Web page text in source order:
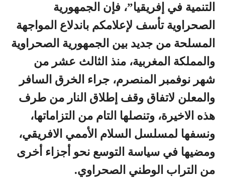
التنمية في إفريقيا”، فإن الجمهورية
الصحراوية تأسف لإعلامكم باندلاع المواجهة
المسلحة من جديد بين الجمهورية الصحراوية
والمملكة المغربية، منذ الثالث عشر من
شهر نوفمبر المنصرم، جراء الخرق السافر
والمعلن لاتفاق وقف إطلاق النار من طرف
هذه الاخيرة، وتنصلها التام من التزاماتها،
ونسفها لمسلسل السلام الأممي الافريقي،
ومضيها في سياسة التوسع نحو أجزاء أخرى
من التراب الوطني الصحراوي.